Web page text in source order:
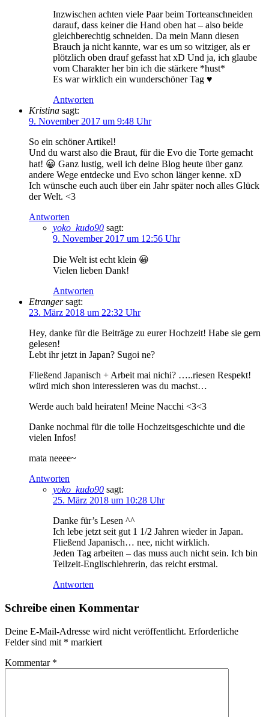
Inzwischen achten viele Paar beim Torteanschneiden
darauf, dass keiner die Hand oben hat – also beide
gleichberechtig schneiden. Da mein Mann diesen
Brauch ja nicht kannte, war es um so witziger, als er
plötzlich oben drauf gefasst hat xD Und ja, ich glaube
vom Charakter her bin ich die stärkere *hust*
Es war wirklich ein wunderschöner Tag ♥
Antworten
Kristina sagt:
9. November 2017 um 9:48 Uhr
So ein schöner Artikel!
Und du warst also die Braut, für die Evo die Torte gemacht
hat! 😀 Ganz lustig, weil ich deine Blog heute über ganz
andere Wege entdecke und Evo schon länger kenne. xD
Ich wünsche euch auch über ein Jahr später noch alles Glück
der Welt. <3
Antworten
yoko_kudo90 sagt:
9. November 2017 um 12:56 Uhr
Die Welt ist echt klein 😀
Vielen lieben Dank!
Antworten
Etranger sagt:
23. März 2018 um 22:32 Uhr
Hey, danke für die Beiträge zu eurer Hochzeit! Habe sie gern
gelesen!
Lebt ihr jetzt in Japan? Sugoi ne?
Fließend Japanisch + Arbeit mai nichi? …..riesen Respekt!
würd mich shon interessieren was du machst…
Werde auch bald heiraten! Meine Nacchi <3<3
Danke nochmal für die tolle Hochzeitsgeschichte und die
vielen Infos!
mata neeee~
Antworten
yoko_kudo90 sagt:
25. März 2018 um 10:28 Uhr
Danke für’s Lesen ^^
Ich lebe jetzt seit gut 1 1/2 Jahren wieder in Japan.
Fließend Japanisch… nee, nicht wirklich.
Jeden Tag arbeiten – das muss auch nicht sein. Ich bin
Teilzeit-Englischlehrerin, das reicht erstmal.
Antworten
Schreibe einen Kommentar
Deine E-Mail-Adresse wird nicht veröffentlicht. Erforderliche
Felder sind mit * markiert
Kommentar *